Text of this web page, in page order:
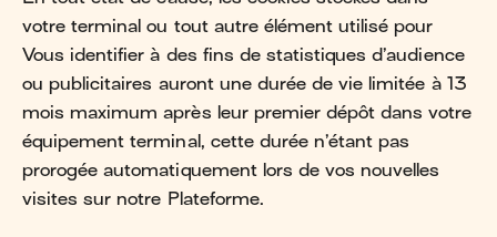
votre terminal ou tout autre élément utilisé pour
Vous identifier à des fins de statistiques d’audience
ou publicitaires auront une durée de vie limitée à 13
mois maximum après leur premier dépôt dans votre
équipement terminal, cette durée n’étant pas
prorogée automatiquement lors de vos nouvelles
visites sur notre Plateforme.